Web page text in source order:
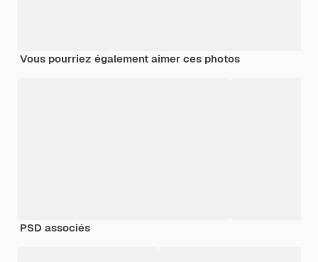
Vous pourriez également aimer ces photos
PSD associés